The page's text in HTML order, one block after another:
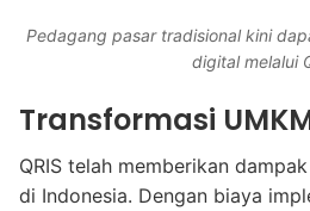
Pedagang pasar tradisional kini
digital melalui
Transformasi
QRIS telah memberikan
di Indonesia. Dengan biaya